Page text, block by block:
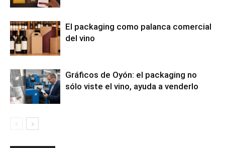
El packaging como palanca comercial
del vino
Gráficos de Oyón: el packaging no
sólo viste el vino, ayuda a venderlo